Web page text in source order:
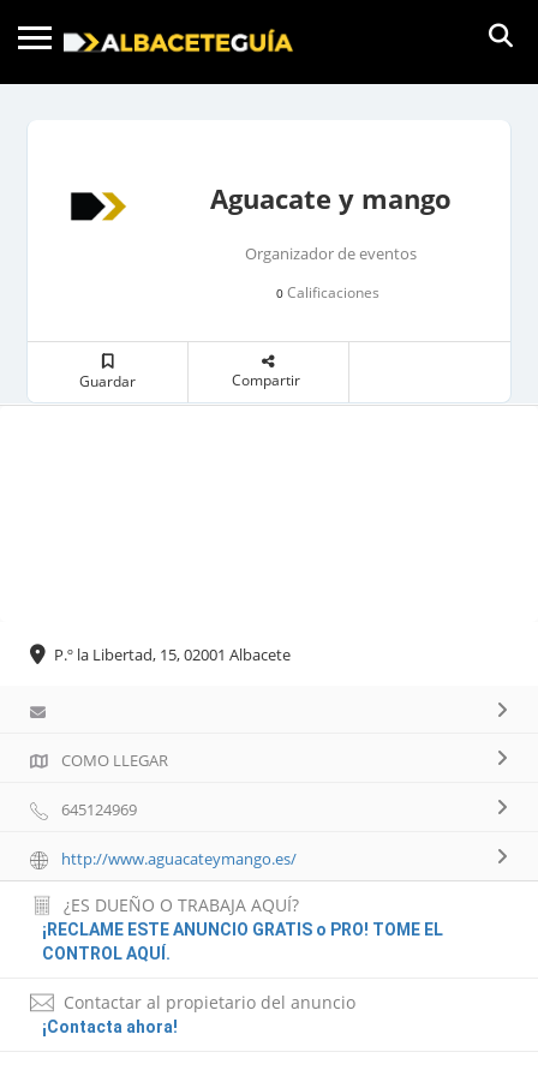
Aguacate y mango
Organizador de eventos
0Calificaciones
Guardar Compartir
P.º la Libertad, 15, 02001 Albacete
COMO LLEGAR
645124969
http://www.aguacateymango.es/
¿ES DUEÑO O TRABAJA AQUÍ?
¡RECLAME ESTE ANUNCIO GRATIS o PRO! TOME EL
CONTROL AQUÍ.
Contactar al propietario del anuncio
¡Contacta ahora!